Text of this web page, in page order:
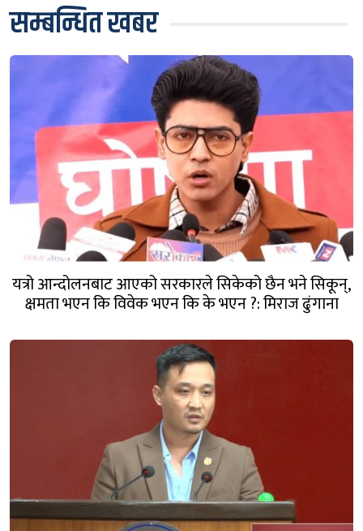
सम्बन्धित खबर
यत्रो आन्दोलनबाट आएको सरकारले सिकेको छैन भने सिकून्,
क्षमता भएन कि विवेक भएन कि के भएन ?: मिराज ढुंगाना